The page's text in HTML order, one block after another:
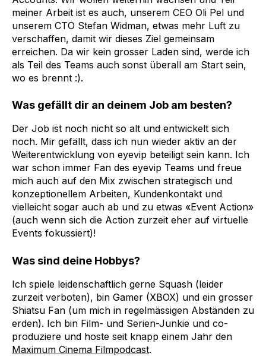
meiner Arbeit ist es auch, unserem CEO Oli Pel und
unserem CTO Stefan Widman, etwas mehr Luft zu
verschaffen, damit wir dieses Ziel gemeinsam
erreichen. Da wir kein grosser Laden sind, werde ich
als Teil des Teams auch sonst überall am Start sein,
wo es brennt :).
Was gefällt dir an deinem Job am besten?
Der Job ist noch nicht so alt und entwickelt sich
noch. Mir gefällt, dass ich nun wieder aktiv an der
Weiterentwicklung von eyevip beteiligt sein kann. Ich
war schon immer Fan des eyevip Teams und freue
mich auch auf den Mix zwischen strategisch und
konzeptionellem Arbeiten, Kundenkontakt und
vielleicht sogar auch ab und zu etwas «Event Action»
(auch wenn sich die Action zurzeit eher auf virtuelle
Events fokussiert)!
Was sind deine Hobbys?
Ich spiele leidenschaftlich gerne Squash (leider
zurzeit verboten), bin Gamer (XBOX) und ein grosser
Shiatsu Fan (um mich in regelmässigen Abständen zu
erden). Ich bin Film- und Serien-Junkie und co-
produziere und hoste seit knapp einem Jahr den
Maximum Cinema Filmpodcast.